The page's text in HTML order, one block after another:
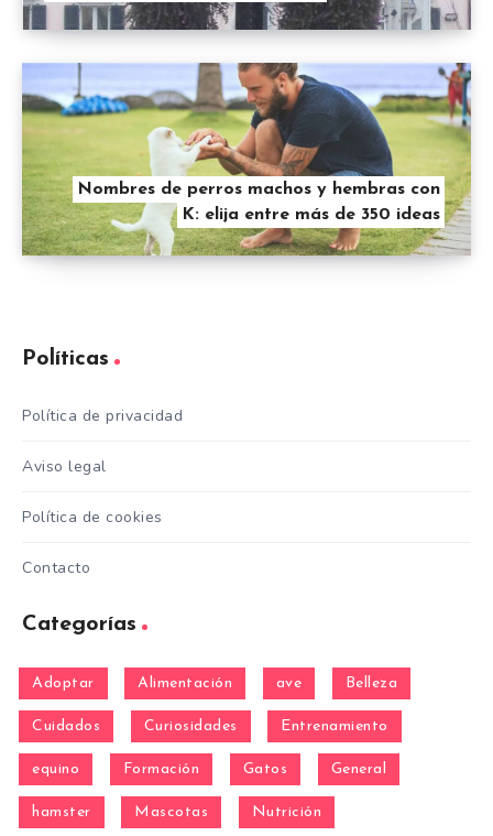
Nombres de perros machos y hembras con
K: elija entre más de 350 ideas
Políticas
Política de privacidad
Aviso legal
Política de cookies
Contacto
Categorías
Adoptar Alimentación ave Belleza
Cuidados Curiosidades Entrenamiento
equino Formación Gatos General
hamster Mascotas Nutrición